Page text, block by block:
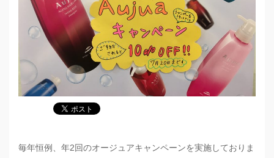
毎年恒例、年2回のオージュアキャンペーンを実施しておりま